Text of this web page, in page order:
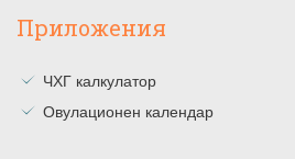
Приложения
ЧХГ калкулатор
Овулационен календар